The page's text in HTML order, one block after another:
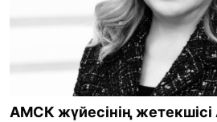
АМСК жүйесінің